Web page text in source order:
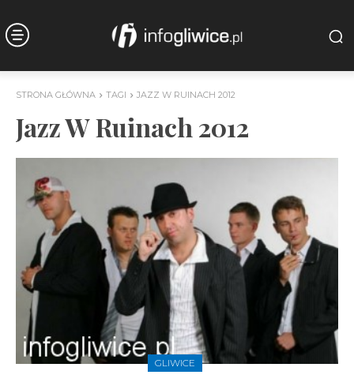
STRONA GŁÓWNA TAGI JAZZ W RUINACH 2012
Jazz W Ruinach 2012
GLIWICE